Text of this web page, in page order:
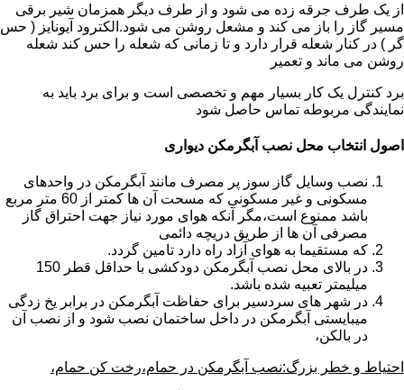
از یک طرف جرقه زده می شود و از طرف دیگر همزمان شیر برقی
مسیر گاز را باز می کند و مشعل روشن می شود.الکترود آیونایز ( حس
گر ) در کنار شعله قرار دارد و تا زمانی که شعله را حس کند شعله
روشن می ماند و تعمیر
برد کنترل یک کار بسیار مهم و تخصصی است و برای برد باید به
نمایندگی مربوطه تماس حاصل شود
اصول انتخاب محل نصب آبگرمکن دیواری
نصب وسایل گاز سوز پر مصرف مانند آبگرمکن در واحدهای
مسکونی و غیر مسکونی که مسحت آن ها کمتر از 60 متر مربع
باشد ممنوع است،مگر آنکه هوای مورد نیاز جهت احتراق گاز
مصرفی آن ها از طریق دریچه دائمی
که مستقیما به هوای آزاد راه دارد تامین گردد.
در بالای محل نصب آبگرمکن دودکشی با حداقل قطر 150
میلیمتر تعبیه شده باشد.
در شهر های سردسیر برای حفاظت آبگرمکن در برابر یخ زدگی
میبایستی آبگرمکن در داخل ساختمان نصب شود و از نصب آن
در بالکن،
احتیاط و خطر بزرگ:نصب آبگرمکن در حمام،رخت کن حمام،